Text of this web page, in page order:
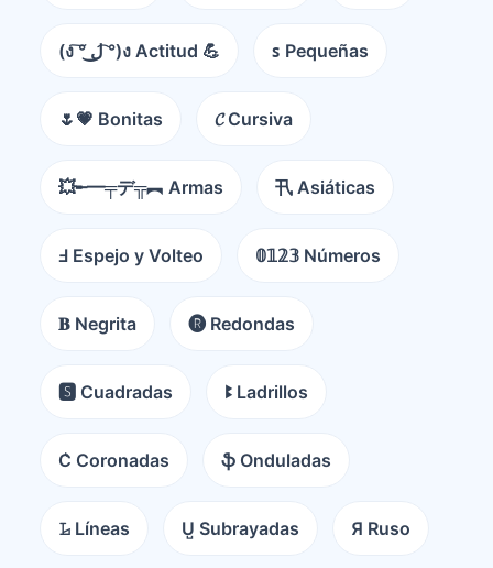
(ง ͠° ͟ل͜ ͡°)ง Actitud 💪 ꜱ Pequeñas
🌷💗 Bonitas 𝓒 Cursiva
💥╾━╤デ╦︻ Armas 卂 Asiáticas
Ⅎ Espejo y Volteo 𝟘𝟙𝟚𝟛 Números
𝐁 Negrita 🅡 Redondas
🆂 Cuadradas ꔪ Ladrillos
C͛ Coronadas ֆ Onduladas
𝙻̷ Líneas U̺ Subrayadas Я Ruso